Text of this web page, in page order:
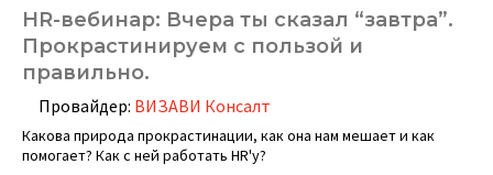
HR-вебинар: Вчера ты сказал “завтра”.
Прокрастинируем с пользой и
правильно.
Провайдер: ВИЗАВИ Консалт
Какова природа прокрастинации, как она нам мешает и как
помогает? Как с ней работать HR'у?